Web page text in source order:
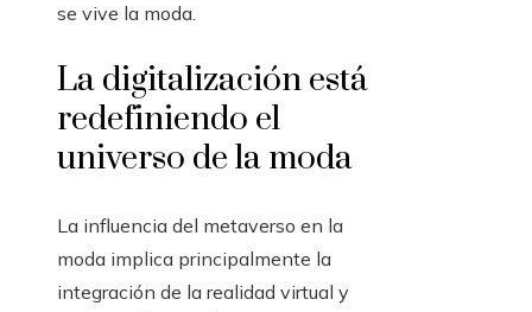
se vive la moda.
La digitalización está
redefiniendo el
universo de la moda
La influencia del metaverso en la
moda implica principalmente la
integración de la realidad virtual y